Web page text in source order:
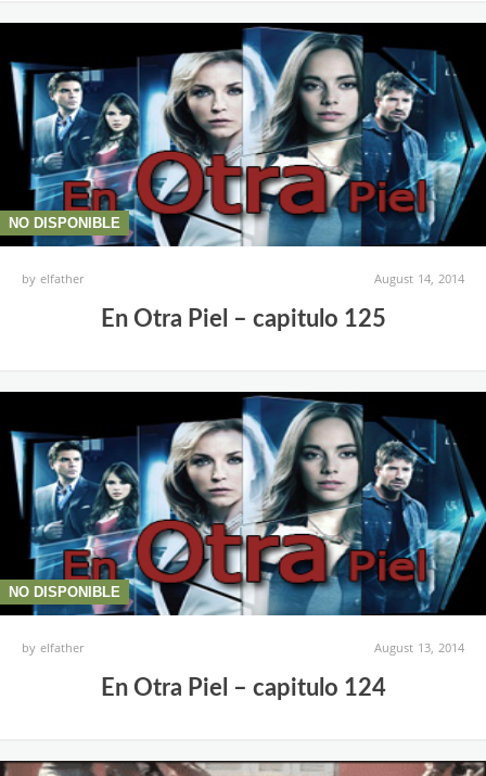
NO DISPONIBLE
byelfather August 14, 2014
En Otra Piel – capitulo 125
NO DISPONIBLE
byelfather August 13, 2014
En Otra Piel – capitulo 124